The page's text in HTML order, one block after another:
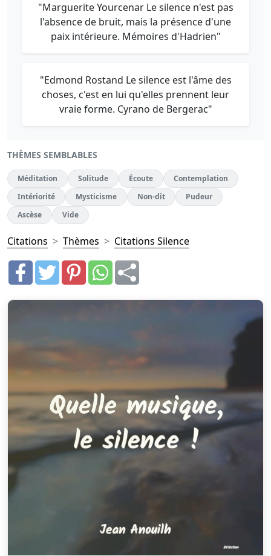
"Marguerite Yourcenar Le silence n'est pas
l'absence de bruit, mais la présence d'une
paix intérieure. Mémoires d'Hadrien"
"Edmond Rostand Le silence est l'âme des
choses, c'est en lui qu'elles prennent leur
vraie forme. Cyrano de Bergerac"
THÈMES SEMBLABLES
Méditation Solitude Écoute
Contemplation
Intériorité
Mysticisme Non-dit
Pudeur
Ascèse
Vide
Citations Thèmes Citations Silence